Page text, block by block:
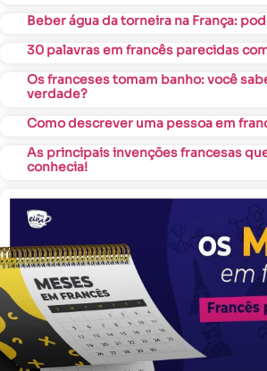
Beber água da torneira na França:
30 palavras em francês parecidas
Os franceses tomam banho: você
verdade?
Como descrever uma pessoa em
As principais invenções francesas
conhecia!